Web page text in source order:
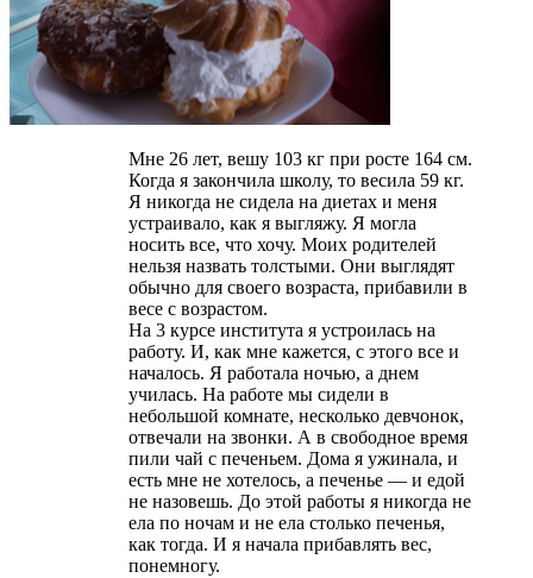
Мне 26 лет, вешу 103 кг при росте 164 см.
Когда я закончила школу, то весила 59 кг.
Я никогда не сидела на диетах и меня
устраивало, как я выгляжу. Я могла
носить все, что хочу. Моих родителей
нельзя назвать толстыми. Они выглядят
обычно для своего возраста, прибавили в
весе с возрастом.
На 3 курсе института я устроилась на
работу. И, как мне кажется, с этого все и
началось. Я работала ночью, а днем
училась. На работе мы сидели в
небольшой комнате, несколько девчонок,
отвечали на звонки. А в свободное время
пили чай с печеньем. Дома я ужинала, и
есть мне не хотелось, а печенье — и едой
не назовешь. До этой работы я никогда не
ела по ночам и не ела столько печенья,
как тогда. И я начала прибавлять вес,
понемногу.